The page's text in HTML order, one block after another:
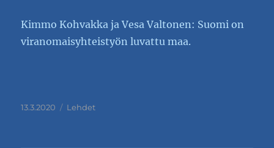
Kimmo Kohvakka ja Vesa Valtonen: Suomi on
viranomaisyhteistyön luvattu maa.
Julkaistu
13.3.2020 Kategoriat
Lehdet